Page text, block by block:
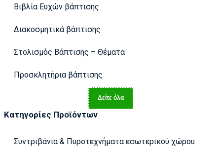
Βιβλία Ευχών βάπτισης
Διακοσμητικά βάπτισης
Στολισμός Βάπτισης – Θέματα
Προσκλητήρια βάπτισης
Δείτε όλα
Κατηγορίες Προϊόντων
Συντριβάνια & Πυροτεχνήματα εσωτερικού χώρου